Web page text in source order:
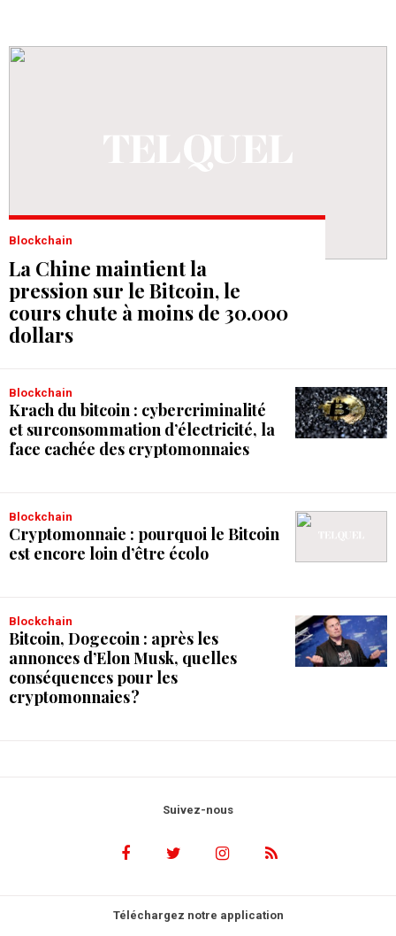
Blockchain
La Chine maintient la
pression sur le Bitcoin, le
cours chute à moins de 30.000
dollars
Blockchain
Krach du bitcoin : cybercriminalité
et surconsommation d’électricité, la
face cachée des cryptomonnaies
Blockchain
Cryptomonnaie : pourquoi le Bitcoin
est encore loin d’être écolo
Blockchain
Bitcoin, Dogecoin : après les
annonces d’Elon Musk, quelles
conséquences pour les
cryptomonnaies ?
Suivez-nous
Téléchargez notre application